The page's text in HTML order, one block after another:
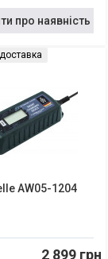
про наявність
AW05-1204
2 899 грн